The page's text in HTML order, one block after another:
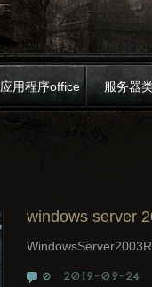
应用程序office 服务器
windows server
0 2019-09-24